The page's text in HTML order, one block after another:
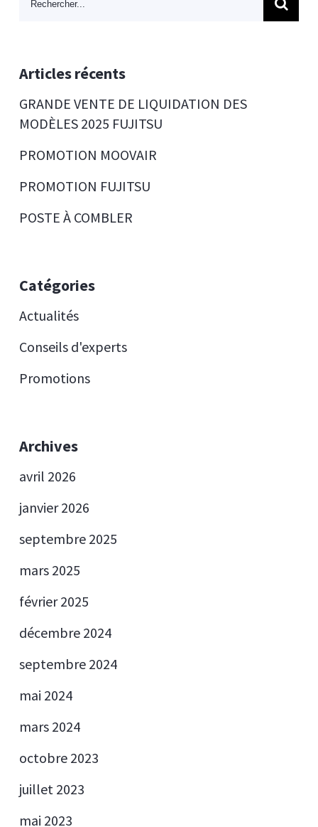
Articles récents
GRANDE VENTE DE LIQUIDATION DES
MODÈLES 2025 FUJITSU
PROMOTION MOOVAIR
PROMOTION FUJITSU
POSTE À COMBLER
Catégories
Actualités
Conseils d'experts
Promotions
Archives
avril 2026
janvier 2026
septembre 2025
mars 2025
février 2025
décembre 2024
septembre 2024
mai 2024
mars 2024
octobre 2023
juillet 2023
mai 2023